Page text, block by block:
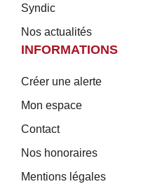
Syndic
Nos actualités
INFORMATIONS
Créer une alerte
Mon espace
Contact
Nos honoraires
Mentions légales